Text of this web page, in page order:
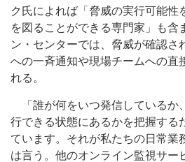
ク氏によれば「脅威の実行可能性
を図ることができる専門家」も含
ン・センターでは、脅威が確認さ
への一斉通知や現場チームへの直
れる。
「誰が何をいつ発信しているか
行できる状態にあるかを把握する
ています。それが私たちの日常業
は言う。他のオンライン監視サー